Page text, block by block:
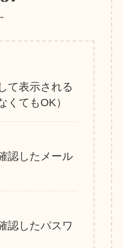
て表示される
くてもOK）
認したメール
認したパスワ